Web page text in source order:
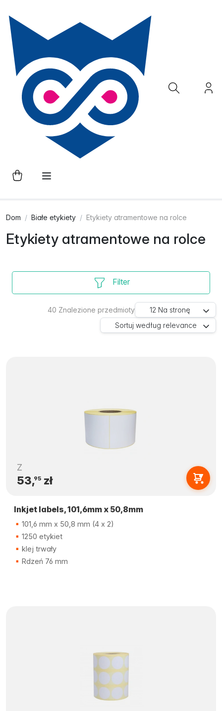
Dom Białe etykiety Etykiety atramentowe na rolce
Etykiety atramentowe na rolce
Filter
40 Znalezione przedmioty 12 Na stronę
Sortuj według relevance
Z
53,95zł
Inkjet labels, 101,6mm x 50,8mm
101,6 mm x 50,8 mm (4 x 2)
1250 etykiet
klej trwały
Rdzeń 76 mm